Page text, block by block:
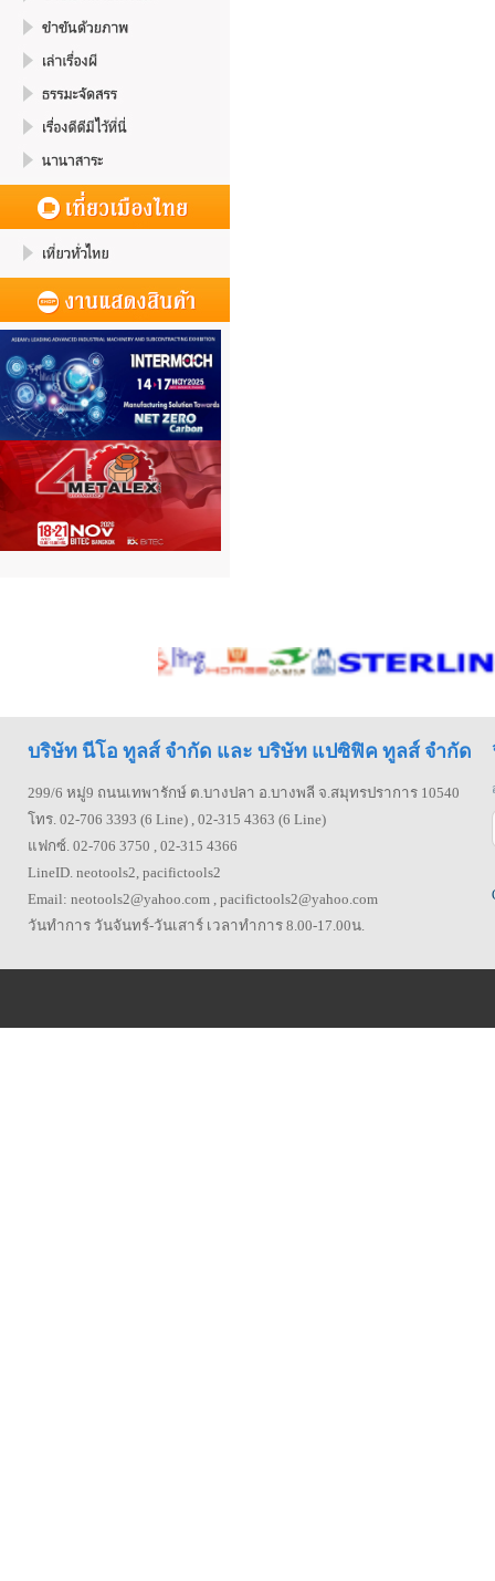
บริษัท นีโอ ทูลส์ จำกัด และ บริษัท แปซิฟิค ทูลส์ จำกัด
299/6 หมู่9 ถนนเทพารักษ์ ต.บางปลา อ.บางพลี จ.สมุทรปราการ 10540
โทร. 02-706 3393 (6 Line) , 02-315 4363 (6 Line)
แฟกซ์. 02-706 3750 , 02-315 4366
LineID. neotools2, pacifictools2
Email: neotools2@yahoo.com , pacifictools2@yahoo.com
วันทำการ วันจันทร์-วันเสาร์ เวลาทำการ 8.00-17.00น.